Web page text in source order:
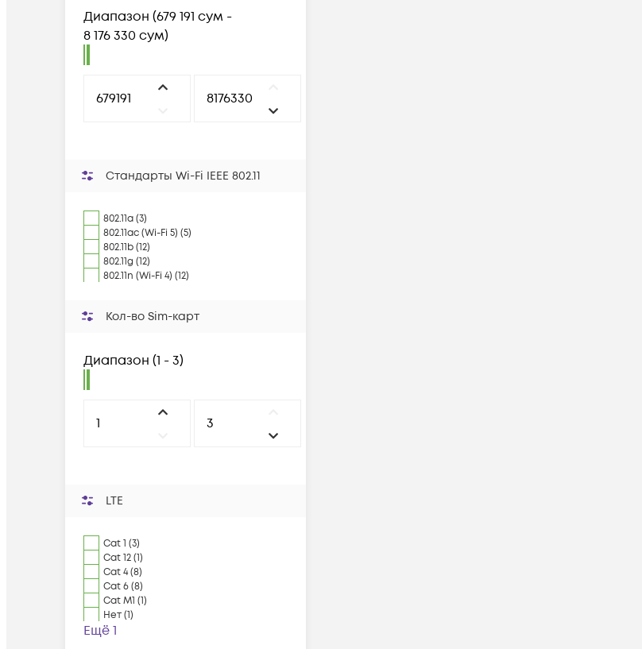
Диапазон (679 191 сум -
8 176 330 сум)
Стандарты Wi-Fi IEEE 802.11
802.11a (3)
802.11ac (Wi-Fi 5) (5)
802.11b (12)
802.11g (12)
802.11n (Wi-Fi 4) (12)
Кол-во Sim-карт
Диапазон (1 - 3)
LTE
Cat 1 (3)
Cat 12 (1)
Cat 4 (8)
Cat 6 (8)
Cat M1 (1)
Нет (1)
Ещё 1